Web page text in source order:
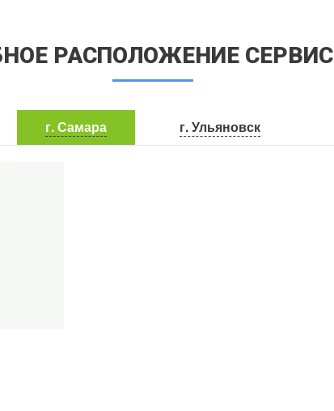
РАСПОЛОЖЕНИЕ
г. Самара г. Ульяновск